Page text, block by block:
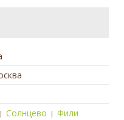
| Солнцево | Фили